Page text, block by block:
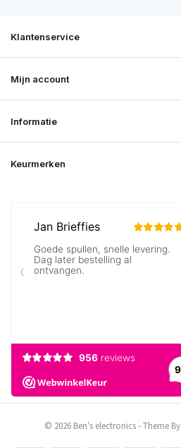
Klantenservice
Mijn account
Informatie
Keurmerken
© 2026 Ben's electronics - Theme By